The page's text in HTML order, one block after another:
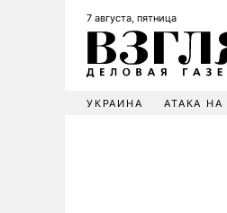
7 августа, пятница
УКРАИНА АТАКА НА